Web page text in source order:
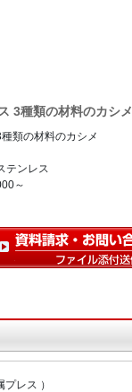
3種類の材料のカシメ
類の材料のカシメ
テンレス
～
プレス ）